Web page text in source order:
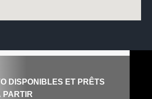
DISPONIBLES ET PRÊTS
PARTIR